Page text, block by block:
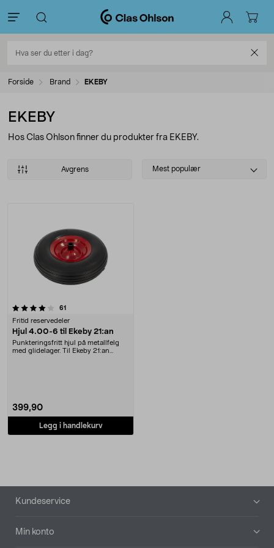
Forside Brand EKEBY
EKEBY
Hos Clas Ohlson finner du produkter fra EKEBY.
Avgrens
Select
Mest populær
61
Fritid reservedeler
Hjul 4.00-6 til Ekeby 21:an
Punkteringsfritt hjul på metallfelg
med glidelager. Til Ekeby 21:an
399,90
Legg i handlekurv
Bunntekst
Kundeservice
Min konto